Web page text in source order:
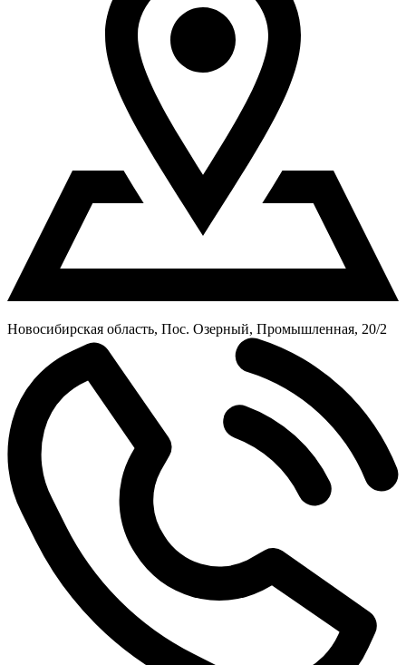
Новосибирская область, Пос. Озерный, Промышленная, 20/2